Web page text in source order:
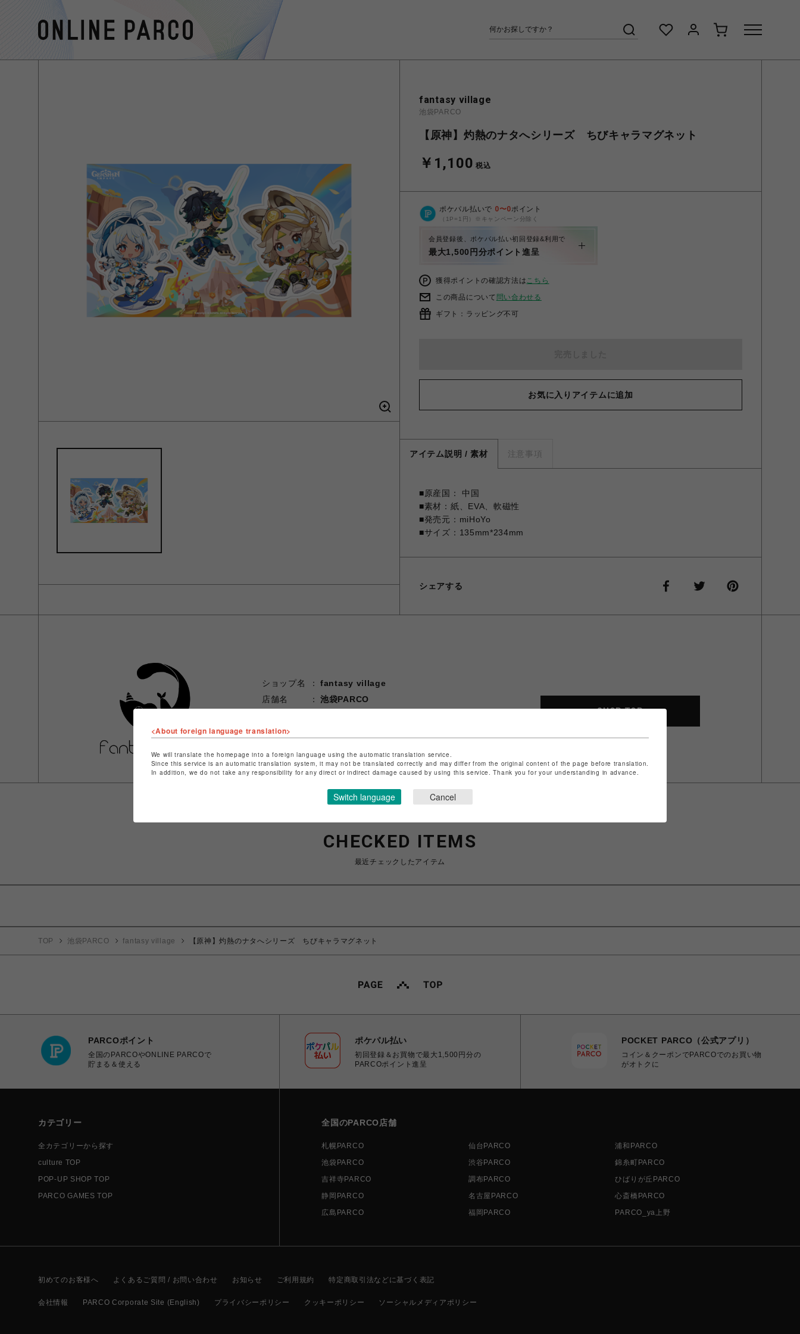
fantasy village
池袋PARCO
【原神】灼熱のナタへシリーズ ちびキャラマグネット
￥1,100 税込
ポケパル払いで 0〜0ポイント
（1P=1円）※キャンペーン分除く
会員登録後、ポケパル払い初回登録&利用で
最大1,500円分ポイント進呈
獲得ポイントの確認方法はこちら
この商品について 問い合わせる
ギフト：ラッピング不可
お気に入りアイテムに追加
アイテム説明 / 素材 注意事項
■原産国： 中国
■素材：紙、EVA、軟磁性
■発売元：miHoYo
■サイズ：135mm*234mm
シェアする
ショップ名
fantasy village
店舗名
池袋PARCO
ショップお問い合わせはこちら
SHOP TOP
CHECKED ITEMS
最近チェックしたアイテム
TOP 池袋PARCO fantasy village 【原神】灼熱のナタへシリーズ ちびキャラマグネット
PARCOポイント
全国のPARCOやONLINE PARCOで
貯まる＆使える
ポケパル払い
初回登録＆お買物で最大1,500円分の
PARCOポイント進呈
POCKET PARCO（公式アプリ）
コイン＆クーポンでPARCOでのお買い物
がオトクに
カテゴリー
全カテゴリーから探す
culture TOP
POP-UP SHOP TOP
PARCO GAMES TOP
全国のPARCO店舗
札幌PARCO 仙台PARCO
浦和PARCO
池袋PARCO
渋谷PARCO
錦糸町PARCO
吉祥寺PARCO
調布PARCO
ひばりが丘PARCO
静岡PARCO
名古屋PARCO
心斎橋PARCO
広島PARCO
福岡PARCO PARCO_ya上野
初めてのお客様へ よくあるご質問 / お問い合わせ お知らせ ご利用規約 特定商取引法などに基づく表記
会社情報 PARCO Corporate Site (English) プライバシーポリシー クッキーポリシー ソーシャルメディアポリシー
<About foreign language translation>
We will translate the homepage into a foreign language using the automatic translation service.
Since this service is an automatic translation system, it may not be translated correctly and may differ from the original content of the page before translation.
In addition, we do not take any responsibility for any direct or indirect damage caused by using this service. Thank you for your understanding in advance.
Switch language Cancel